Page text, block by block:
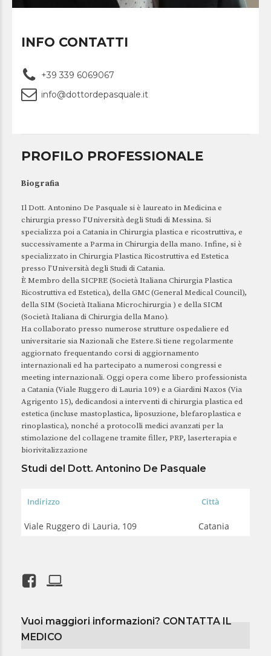
INFO CONTATTI
+39 339 6069067
info@dottordepasquale.it
PROFILO PROFESSIONALE
Biografia
Il Dott. Antonino De Pasquale si è laureato in Medicina e
chirurgia presso l’Università degli Studi di Messina. Si
specializza poi a Catania in Chirurgia plastica e ricostruttiva, e
successivamente a Parma in Chirurgia della mano. Infine, si è
specializzato in Chirurgia Plastica Ricostruttiva ed Estetica
presso l’Università degli Studi di Catania.
È Membro della SICPRE (Società Italiana Chirurgia Plastica
Ricostruttiva ed Estetica), della GMC (General Medical Council),
della SIM (Società Italiana Microchirurgia ) e della SICM
(Società Italiana di Chirurgia della Mano).
Ha collaborato presso numerose strutture ospedaliere ed
universitarie sia Nazionali che Estere.Si tiene regolarmente
aggiornato frequentando corsi di aggiornamento
internazionali ed ha partecipato a numerosi congressi e
meeting internazionali. Oggi opera come libero professionista
a Catania (Viale Ruggero di Lauria 109) e a Giardini Naxos (Via
Agrigento 15), dedicandosi a interventi di chirurgia plastica ed
estetica (incluse mastoplastica, liposuzione, blefaroplastica e
rinoplastica), nonché a protocolli medici avanzati per la
stimolazione del collagene tramite filler, PRP, laserterapia e
biorivitalizzazione
Studi del Dott. Antonino De Pasquale
Indirizzo Città
Viale Ruggero di Lauria, 109 Catania
Vuoi maggiori informazioni? CONTATTA IL
MEDICO